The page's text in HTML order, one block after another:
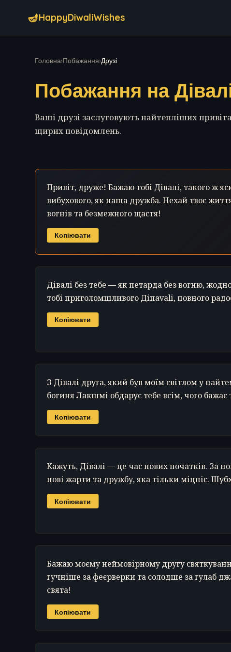
🪔HappyDiwaliWishes
Головна›Побажання›Друзі
Побажання на
Ваші друзі заслуговують найтепліших
щирих повідомлень.
Привіт, друже! Бажаю тобі Дівалі, такого ж
вибухового, як наша дружба. Нехай твоє
вогнів та безмежного щастя!
Копіювати
Дівалі без тебе — як петарда без вогню,
тобі приголомшливого Діпаvalі, повного
Копіювати
З Дівалі друга, який був моїм світлом у
богиня Лакшмі обдарує тебе всім, чого бажає
Копіювати
Кажуть, Дівалі — це час нових початків. За
нові жарти та дружбу, яка тільки міцніє.
Копіювати
Бажаю моєму неймовірному другу
гучніше за феєрверки та солодше за гулаб
свята!
Копіювати